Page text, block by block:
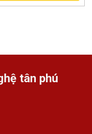
tân phú